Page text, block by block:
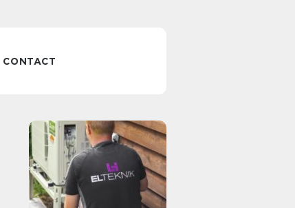
CONTACT